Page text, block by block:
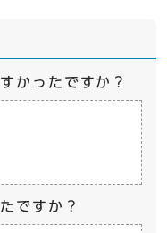
かったですか？
ですか？